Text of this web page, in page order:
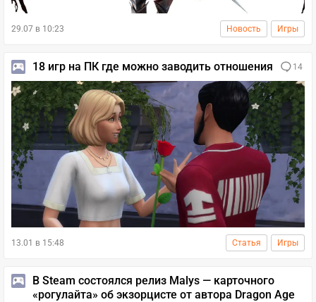
29.07 в 10:23 Новость Игры
18 игр на ПК где можно заводить отношения 14
13.01 в 15:48 Статья Игры
В Steam состоялся релиз Malys — карточного
«рогулайта» об экзорцисте от автора Dragon Age